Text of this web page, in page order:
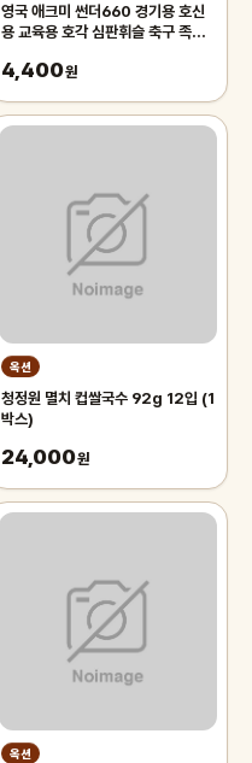
영국 애크미 썬더660 경기용 호신
용 교육용 호각 심판휘슬 축구 족구
4,400원
옥션
청정원 멸치 컵쌀국수 92g 12입 (1
박스)
24,000원
옥션